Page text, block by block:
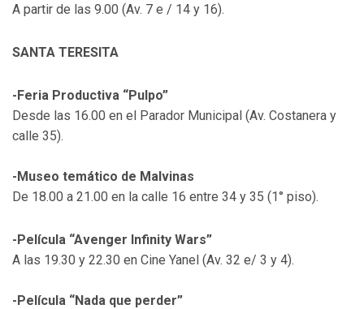
A partir de las 9.00 (Av. 7 e / 14 y 16).
SANTA TERESITA
-Feria Productiva “Pulpo”
Desde las 16.00 en el Parador Municipal (Av. Costanera y
calle 35).
-Museo temático de Malvinas
De 18.00 a 21.00 en la calle 16 entre 34 y 35 (1° piso).
-Película “Avenger Infinity Wars”
A las 19.30 y 22.30 en Cine Yanel (Av. 32 e/ 3 y 4).
-Película “Nada que perder”